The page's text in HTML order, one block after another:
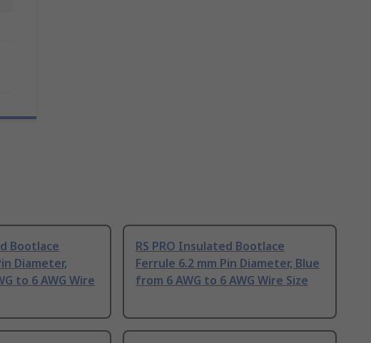
Bootlace
Diameter,
to 6 AWG Wire
RS PRO Insulated Bootlace
Ferrule 6.2 mm Pin Diameter, Blue
from 6 AWG to 6 AWG Wire Size